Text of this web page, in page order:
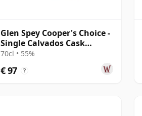
Glen Spey Cooper's Choice -
Single Calvados Cask
#803006 2010 11 jaar oud
70cl • 55%
€ 97 ?